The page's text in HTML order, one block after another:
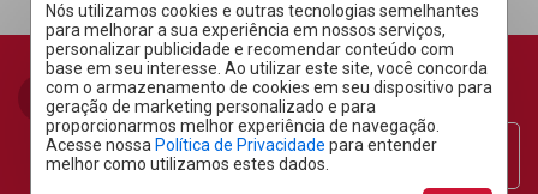
Nós utilizamos cookies e outras tecnologias semelhantes
para melhorar a sua experiência em nossos serviços,
personalizar publicidade e recomendar conteúdo com
base em seu interesse. Ao utilizar este site, você concorda
com o armazenamento de cookies em seu dispositivo para
geração de marketing personalizado e para
proporcionarmos melhor experiência de navegação.
Acesse nossa Política de Privacidade para entender
melhor como utilizamos estes dados.
Área do Cliente